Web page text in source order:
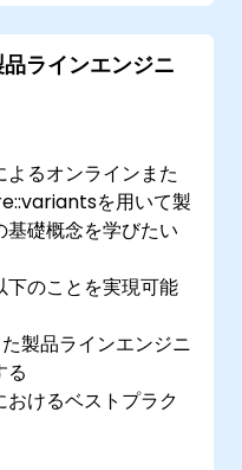
製品派生に至るまで
るようになります。
などのツール利
可能です。
ラインエンジニ
るオンラインまた
を用いて製
礎概念を学びたい
のことを実現可能
製品ラインエンジニ
る
けるベストプラク